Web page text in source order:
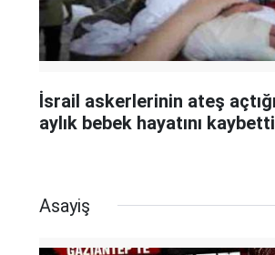
İsrail askerlerinin ateş
aylık bebek hayatını kaybetti
Asayiş